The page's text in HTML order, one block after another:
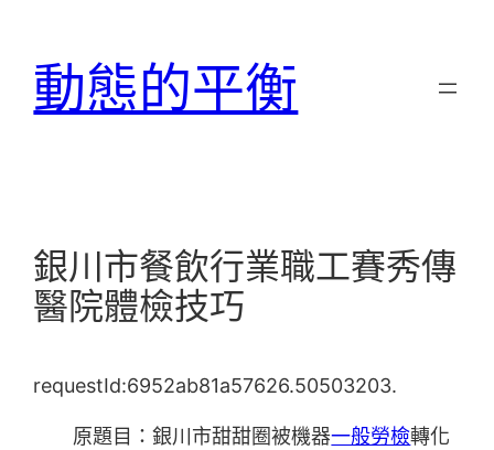
動態的平衡
銀川市餐飲行業職工賽秀傳
醫院體檢技巧
requestId:6952ab81a57626.50503203.
原題目：銀川市甜甜圈被機器一般勞檢轉化